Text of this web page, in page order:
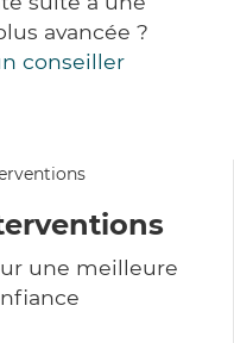
avancée ?
conseiller
une meilleure